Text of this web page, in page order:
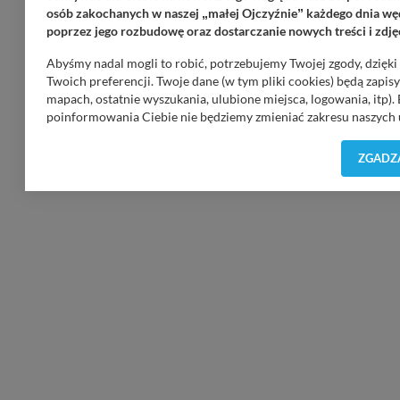
Płatności internetowe, przelewy - obsługuje PAYu
osób zakochanych w naszej „małej Ojczyźnie” każdego dnia
poprzez jego rozbudowę oraz dostarczanie nowych treści i
Abyśmy nadal mogli to robić, potrzebujemy Twojej zgody,
Twoich preferencji. Twoje dane (w tym pliki cookies) będą
mapach, ostatnie wyszukania, ulubione miejsca, logowania,
poinformowania Ciebie nie będziemy zmieniać zakresu naszych
. Klikając znak X lub przycisk PRZEJDŹ DO